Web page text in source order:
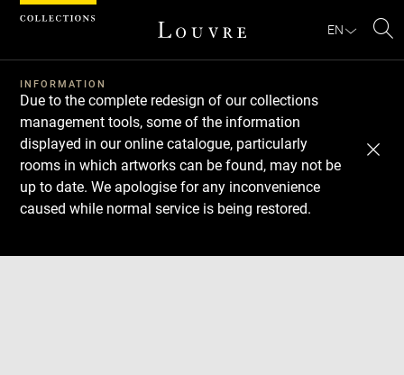
EN
INFORMATION
Due to the complete redesign of our collections
management tools, some of the information
displayed in our online catalogue, particularly
rooms in which artworks can be found, may not be
up to date. We apologise for any inconvenience
caused while normal service is being restored.
Download
Next
Previous
Cookies management panel